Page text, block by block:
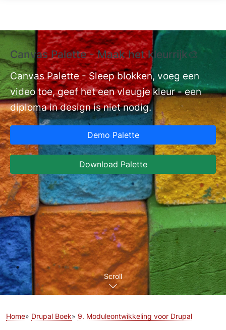
Canvas Palette - Maak het kleurrijk🎨
Canvas Palette - Sleep blokken, voeg een
video toe, geef het een vleugje kleur - een
diploma in design is niet nodig.
Demo Palette
Download Palette
Scroll
Home Drupal Boek 9. Moduleontwikkeling voor Drupal